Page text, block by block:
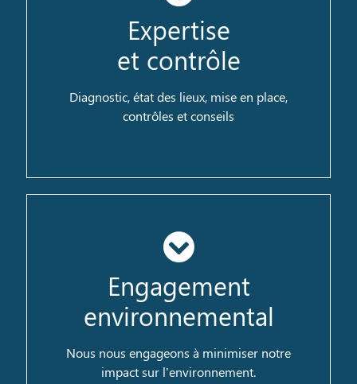
Expertise
et contrôle
Diagnostic, état des lieux, mise en place,
contrôles et conseils
RTS est un pôle de compétences pour vous
Engagement
environnemental
Nous nous engageons à minimiser notre
impact sur l'environnement.
Dès la phase de conception de vos projets, les
enjeux environnementaux sont au coeur de